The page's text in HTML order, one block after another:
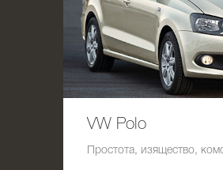
VW Polo
Простота, изящество,